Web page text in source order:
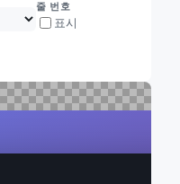
줄 번호
표시